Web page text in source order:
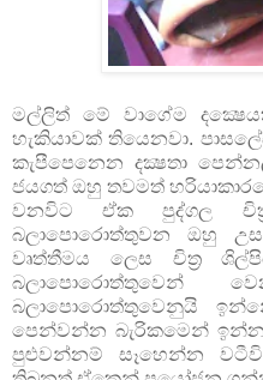
මල්ලිත් මේ වාගේම
හැකියාවක් තියෙනවා.
කැපීපෙනෙන දක්‍ෂතා
ජයගත් ඔහු තවමත්
වනවිට ඒක පුද්ගල චිත්‍ර
බලාපොරොත්තුවන ඔහු
වෘත්තීමය ලෙස චිත්‍ර
බලාපොරොත්තුවෙන්
බලාපොරොත්තුවෙනුයි
පෙන්වන්න බැරිකමෙන්
පුළුවන්නම් සෑහෙන්න